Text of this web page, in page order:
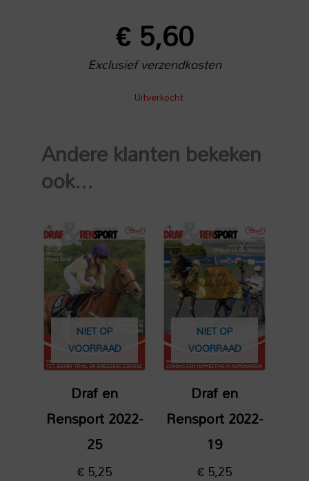
€5,60
Exclusief verzendkosten
Uitverkocht
Andere klanten bekeken
ook...
NIET OP
VOORRAAD
Draf en
Rensport 2022-
25
€5,25
NIET OP
VOORRAAD
Draf en
Rensport 2022-
19
€5,25